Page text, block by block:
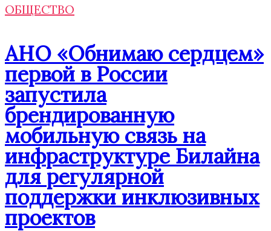
ОБЩЕСТВО
АНО «Обнимаю сердцем»
первой в России
запустила
брендированную
мобильную связь на
инфраструктуре Билайна
для регулярной
поддержки инклюзивных
проектов